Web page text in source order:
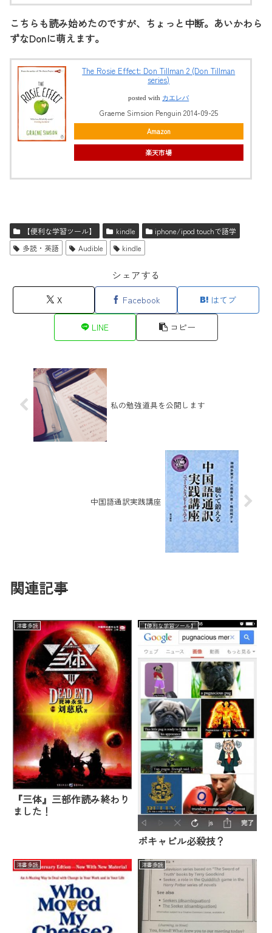
こちらも読み始めたのですが、ちょっと中断。あいかわら
ずなDonに萌えます。
The Rosie Effect: Don Tillman 2 (Don Tillman
series)
posted with カエレバ
Graeme Simsion Penguin 2014-09-25
Amazon
楽天市場
【便利な学習ツール】 kindle
iphone/ipod touchで語学
多読・英語
Audible kindle
シェアする
X Facebook はてブ
LINE コピー
私の勉強道具を公開します
中国語通訳実践講座
関連記事
洋書多読
『三体』三部作読み終わり
ました！
【便利な学習ツール】
ボキャビル必殺技？
洋書多読 洋書多読